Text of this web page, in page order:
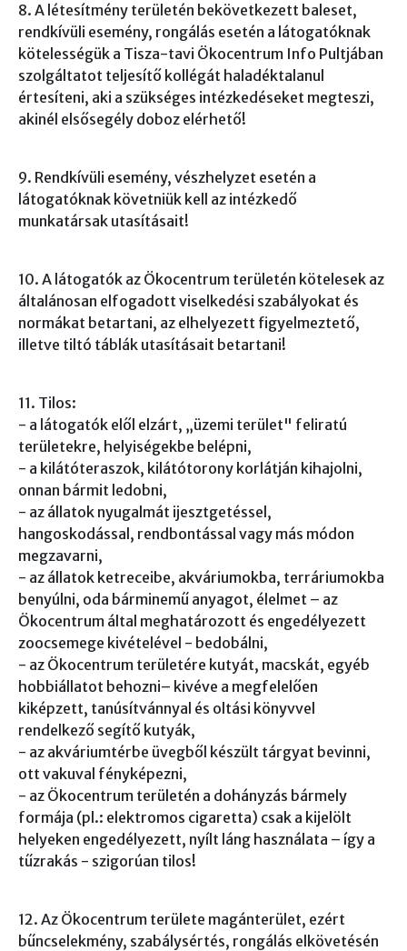
8. A létesítmény területén bekövetkezett baleset,
rendkívüli esemény, rongálás esetén a látogatóknak
kötelességük a Tisza-tavi Ökocentrum Info Pultjában
szolgáltatot teljesítő kollégát haladéktalanul
értesíteni, aki a szükséges intézkedéseket megteszi,
akinél elsősegély doboz elérhető!
9. Rendkívüli esemény, vészhelyzet esetén a
látogatóknak követniük kell az intézkedő
munkatársak utasításait!
10. A látogatók az Ökocentrum területén kötelesek az
általánosan elfogadott viselkedési szabályokat és
normákat betartani, az elhelyezett figyelmeztető,
illetve tiltó táblák utasításait betartani!
11. Tilos:
- a látogatók elől elzárt, „üzemi terület" feliratú
területekre, helyiségekbe belépni,
- a kilátóteraszok, kilátótorony korlátján kihajolni,
onnan bármit ledobni,
- az állatok nyugalmát ijesztgetéssel,
hangoskodással, rendbontással vagy más módon
megzavarni,
- az állatok ketreceibe, akváriumokba, terráriumokba
benyúlni, oda bárminemű anyagot, élelmet – az
Ökocentrum által meghatározott és engedélyezett
zoocsemege kivételével - bedobálni,
- az Ökocentrum területére kutyát, macskát, egyéb
hobbiállatot behozni– kivéve a megfelelően
kiképzett, tanúsítvánnyal és oltási könyvvel
rendelkező segítő kutyák,
- az akváriumtérbe üvegből készült tárgyat bevinni,
ott vakuval fényképezni,
- az Ökocentrum területén a dohányzás bármely
formája (pl.: elektromos cigaretta) csak a kijelölt
helyeken engedélyezett, nyílt láng használata – így a
tűzrakás - szigorúan tilos!
12. Az Ökocentrum területe magánterület, ezért
bűncselekmény, szabálysértés, rongálás elkövetésén